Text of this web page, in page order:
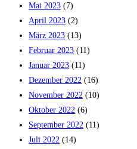
Mai 2023 (7)
April 2023 (2)
März 2023 (13)
Februar 2023 (11)
Januar 2023 (11)
Dezember 2022 (16)
November 2022 (10)
Oktober 2022 (6)
September 2022 (11)
Juli 2022 (14)